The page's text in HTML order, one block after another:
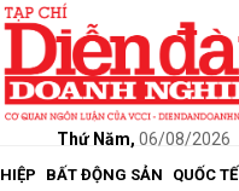
Thứ Năm, 06/08/2026
BẤT ĐỘNG SẢN QUỐC TẾ